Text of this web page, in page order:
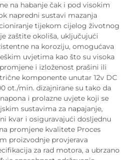
na habanje čak i pod visokim
napredni sustavi mazanja
tijekom cijelog životnog
zaštite okoliša, uključujući
na koroziju, omogućava
uvjetima kao što su visoka
i izloženost prašini ili
komponente unutar 12v DC
ot./min. dizajnirane su tako da
i prolazne uvjete koji se
sustavima za napajanje,
kvar i osiguravajući dosljednu
promjene kvalitete Proces
proizvodnje provjerava
za rad motora, a ubrzano